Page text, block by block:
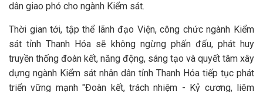
dân giao phó cho ngành Kiểm sát.
Thời gian tới, tập thể lãnh đạo Viện, công chức ngành Kiểm
sát tỉnh Thanh Hóa sẽ không ngừng phấn đấu, phát huy
truyền thống đoàn kết, năng động, sáng tạo và quyết tâm xây
dựng ngành Kiểm sát nhân dân tỉnh Thanh Hóa tiếp tục phát
triển vững mạnh "Đoàn kết, trách nhiệm - Kỷ cương, liêm